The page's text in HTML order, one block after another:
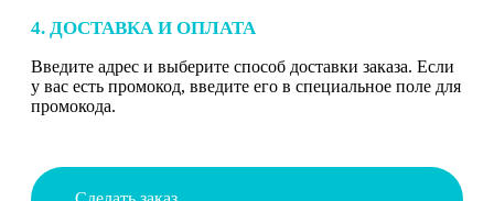
4. ДОСТАВКА И ОПЛАТА
Введите адрес и выберите способ доставки заказа. Если
у вас есть промокод, введите его в специальное поле для
промокода.